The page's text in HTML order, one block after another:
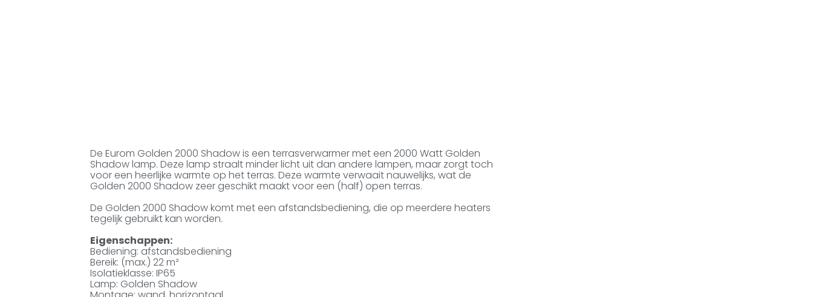
De Eurom Golden 2000 Shadow is een terrasverwarmer met een 2000 Watt Golden
Shadow lamp. Deze lamp straalt minder licht uit dan andere lampen, maar zorgt toch
voor een heerlijke warmte op het terras. Deze warmte verwaait nauwelijks, wat de
Golden 2000 Shadow zeer geschikt maakt voor een (half) open terras.
De Golden 2000 Shadow komt met een afstandsbediening, die op meerdere heaters
tegelijk gebruikt kan worden.
Eigenschappen:
Bediening: afstandsbediening
Bereik: (max.) 22 m²
Isolatieklasse: IP65
Lamp: Golden Shadow